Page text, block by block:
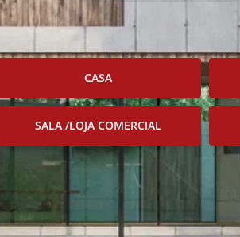
CASA
SALA /LOJA COMERCIAL